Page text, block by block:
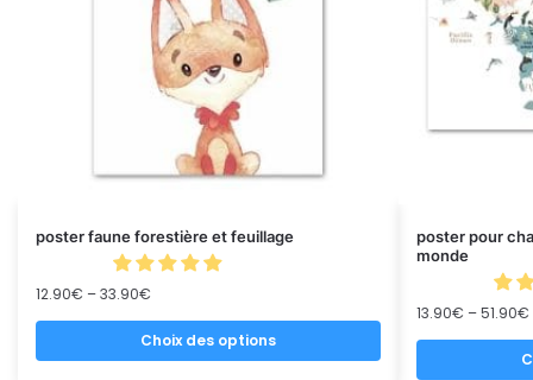
poster faune forestière et feuillage
12.90€ –33.90€
Choix des options
poster pour
monde
13.90€ –51.90€